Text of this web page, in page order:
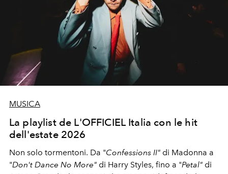
MUSICA
La playlist de L'OFFICIEL Italia con le hit
dell'estate 2026
Non solo tormentoni. Da "Confessions II" di Madonna a
"Don't Dance No More" di Harry Styles, fino a "Petal" di